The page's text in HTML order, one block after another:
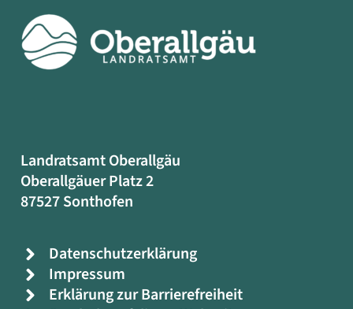
Landratsamt Oberallgäu
Oberallgäuer Platz 2
87527 Sonthofen
Datenschutzerklärung
Impressum
Erklärung zur Barrierefreiheit